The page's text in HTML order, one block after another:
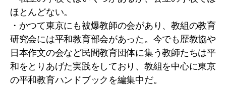
ほとんどない。
・かつて東京にも被爆教師の会があり、教組の教育
研究会には平和教育部会があった。今でも歴教協や
日本作文の会など民間教育団体に集う教師たちは平
和をとりあげた実践をしており、教組を中心に東京
の平和教育ハンドブックを編集中だ。